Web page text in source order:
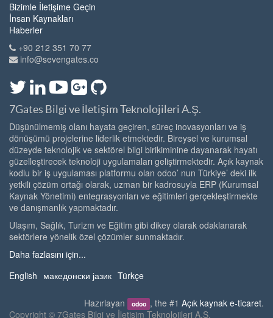
Bizimle İletişime Geçin
İnsan Kaynakları
Haberler
+90 212 351 70 77
info@sevengates.co
7Gates Bilgi ve İletişim Teknolojileri A.Ş.
Düşünülmemiş olanı hayata geçiren, süreç inovasyonları ve iş
dönüşümü projelerine liderlik etmektedir. Bireysel ve kurumsal
düzeyde teknolojik ve sektörel bilgi birikiminine dayanarak hayatı
güzelleştirecek teknoloji uygulamaları geliştirmektedir. Açık kaynak
kodlu bir iş uygulaması platformu olan odoo’ nun Türkiye’ deki ilk
yetkili çözüm ortağı olarak, uzman bir kadrosuyla ERP (Kurumsal
Kaynak Yönetimi) entegrasyonları ve eğitimleri gerçekleştirmekte
ve danışmanlık yapmaktadır.
Ulaşım, Sağlık, Turizm ve Eğitim gibi dikey olarak odaklanarak
sektörlere yönelik özel çözümler sunmaktadır.
Daha fazlasını için...
English македонски јазик Türkçe
Hazırlayan odoo , the #1 Açık kaynak e-ticaret.
Copyright © 7Gates Bilgi ve İletişim Teknolojileri A.Ş.